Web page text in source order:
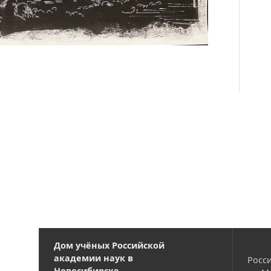
Дом учёных Российской
академии наук в